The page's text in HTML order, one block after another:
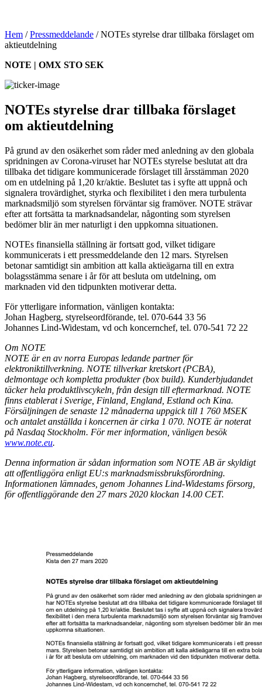
Hem /Pressmeddelande /NOTEs styrelse drar tillbaka förslaget om
aktieutdelning
NOTE | OMX STO SEK
NOTEs styrelse drar tillbaka förslaget
om aktieutdelning
På grund av den osäkerhet som råder med anledning av den globala
spridningen av Corona-viruset har NOTEs styrelse beslutat att dra
tillbaka det tidigare kommunicerade förslaget till årsstämman 2020
om en utdelning på 1,20 kr/aktie. Beslutet tas i syfte att uppnå och
signalera trovärdighet, styrka och flexibilitet i den mera turbulenta
marknadsmiljö som styrelsen förväntar sig framöver. NOTE strävar
efter att fortsätta ta marknadsandelar, någonting som styrelsen
bedömer blir än mer naturligt i den uppkomna situationen.
NOTEs finansiella ställning är fortsatt god, vilket tidigare
kommunicerats i ett pressmeddelande den 12 mars. Styrelsen
betonar samtidigt sin ambition att kalla aktieägarna till en extra
bolagsstämma senare i år för att besluta om utdelning, om
marknaden vid den tidpunkten motiverar detta.
För ytterligare information, vänligen kontakta:
Johan Hagberg, styrelseordförande, tel. 070-644 33 56
Johannes Lind-Widestam, vd och koncernchef, tel. 070-541 72 22
Om NOTE
NOTE är en av norra Europas ledande partner för
elektroniktillverkning. NOTE tillverkar kretskort (PCBA),
delmontage och kompletta produkter (box build). Kunderbjudandet
täcker hela produktlivscykeln, från design till eftermarknad. NOTE
finns etablerat i Sverige, Finland, England, Estland och Kina.
Försäljningen de senaste 12 månaderna uppgick till 1 760 MSEK
och antalet anställda i koncernen är cirka 1 070. NOTE är noterat
på Nasdaq Stockholm. För mer information, vänligen besök
www.note.eu.
Denna information är sådan information som NOTE AB är skyldigt
att offentliggöra enligt EU:s marknadsmissbruksförordning.
Informationen lämnades, genom Johannes Lind-Widestams försorg,
för offentliggörande den 27 mars 2020 klockan 14.00 CET.